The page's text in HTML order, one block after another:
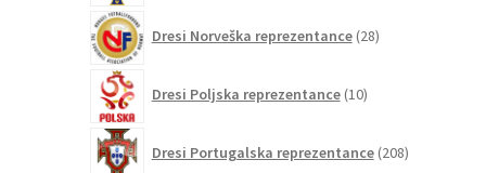
Dresi Norveška reprezentance 28izdelkov
Dresi Poljska reprezentance 10izdelkov
Dresi Portugalska reprezentance 208izdelkov